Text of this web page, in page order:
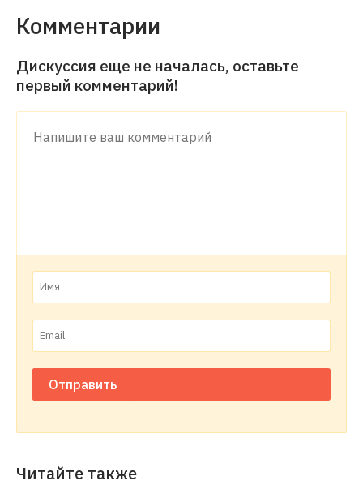
Комментарии
Дискуссия еще не началась, оставьте
первый комментарий!
Отправить
Читайте также